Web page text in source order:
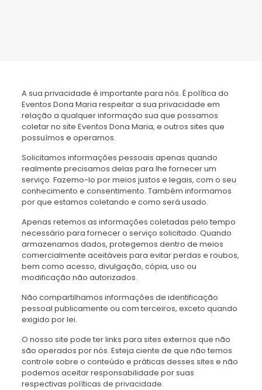
A sua privacidade é importante para nós. É política do
Eventos Dona Maria respeitar a sua privacidade em
relação a qualquer informação sua que possamos
coletar no site Eventos Dona Maria, e outros sites que
possuímos e operamos.
Solicitamos informações pessoais apenas quando
realmente precisamos delas para lhe fornecer um
serviço. Fazemo-lo por meios justos e legais, com o seu
conhecimento e consentimento. Também informamos
por que estamos coletando e como será usado.
Apenas retemos as informações coletadas pelo tempo
necessário para fornecer o serviço solicitado. Quando
armazenamos dados, protegemos dentro de meios
comercialmente aceitáveis ​​para evitar perdas e roubos,
bem como acesso, divulgação, cópia, uso ou
modificação não autorizados.
Não compartilhamos informações de identificação
pessoal publicamente ou com terceiros, exceto quando
exigido por lei.
O nosso site pode ter links para sites externos que não
são operados por nós. Esteja ciente de que não temos
controle sobre o conteúdo e práticas desses sites e não
podemos aceitar responsabilidade por suas
respectivas políticas de privacidade.